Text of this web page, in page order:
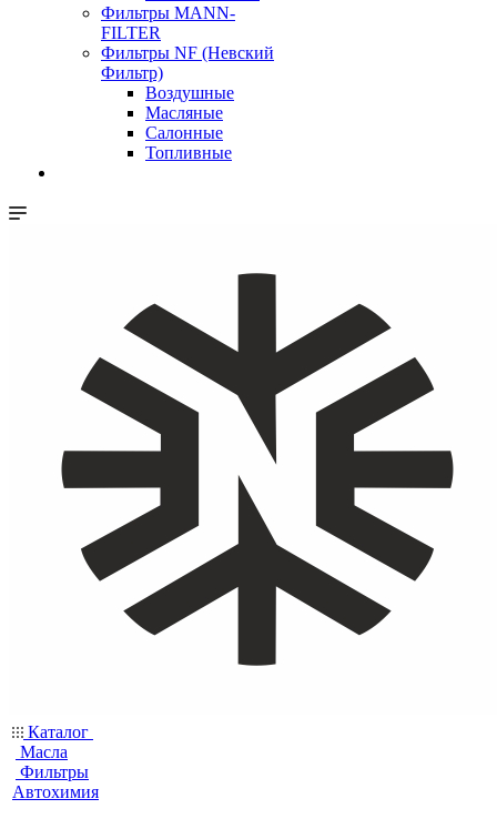
Фильтры MANN-
FILTER
Фильтры NF (Невский
Фильтр)
Воздушные
Масляные
Салонные
Топливные
Каталог
Масла
Фильтры
Автохимия